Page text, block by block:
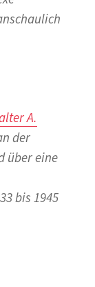
A.
der
über eine
bis 1945